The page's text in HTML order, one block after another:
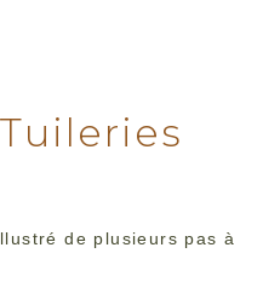
de plusieurs pas à